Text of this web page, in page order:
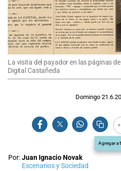
La visita del payador en las páginas
Digital Castañeda
Domingo
Agregar a
Por:Juan Ignacio Novak
Escenarios y Sociedad